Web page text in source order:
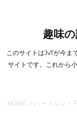
趣味
このサイトはJvTが今ま
サイトです。これから
HOME > ハーメルン >